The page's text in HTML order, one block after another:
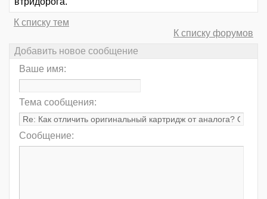
К списку тем
К списку форумов
Добавить новое сообщение
Ваше имя:
Тема сообщения:
Сообщение: